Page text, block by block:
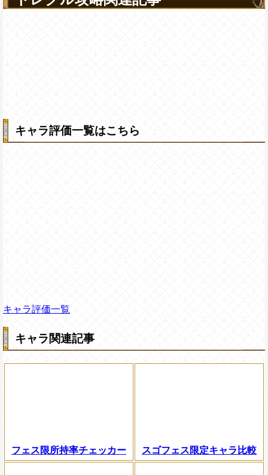
キャラ評価一覧はこちら
キャラ評価一覧
キャラ関連記事
フェス限所持率チェッカー スゴフェス限定キャラ比較